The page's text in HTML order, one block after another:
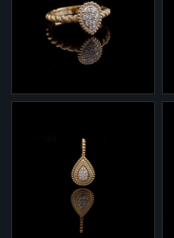
Кольцо 1-879 из желтого
золота с бриллиантами
Кольцо 1-879.3 из желтого
золота с бриллиантами